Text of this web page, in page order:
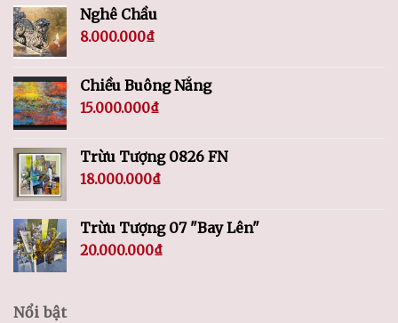
Nghê Chầu
8.000.000₫
Chiều Buông Nắng
15.000.000₫
Trừu Tượng 0826 FN
18.000.000₫
Trừu Tượng 07 "Bay Lên"
20.000.000₫
Nổi bật